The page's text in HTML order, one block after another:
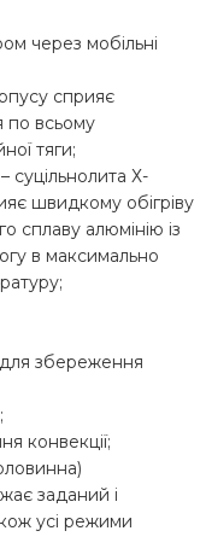
через мобільні
сприяє
по всьому
тяги;
суцільнолита Х-
швидкому обігріву
сплаву алюмінію із
в максимально
для збереження
конвекції;
заданий і
усі режими